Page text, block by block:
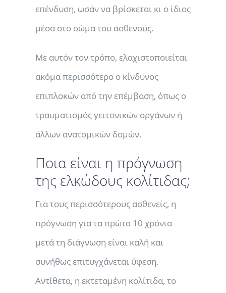
επένδυση, ωσάν να βρίσκεται κι ο ίδιος
μέσα στο σώμα του ασθενούς.
Με αυτόν τον τρόπο, ελαχιστοποιείται
ακόμα περισσότερο ο κίνδυνος
επιπλοκών από την επέμβαση, όπως ο
τραυματισμός γειτονικών οργάνων ή
άλλων ανατομικών δομών.
Ποια είναι η πρόγνωση
της ελκώδους κολίτιδας;
Για τους περισσότερους ασθενείς, η
πρόγνωση για τα πρώτα 10 χρόνια
μετά τη διάγνωση είναι καλή και
συνήθως επιτυγχάνεται ύφεση.
Αντίθετα, η εκτεταμένη κολίτιδα, το